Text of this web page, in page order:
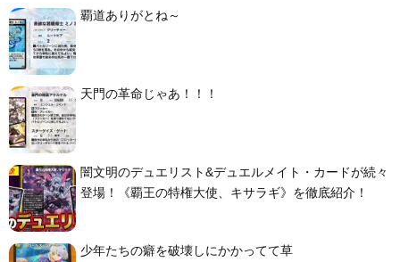
覇道ありがとね～
天門の革命じゃあ！！！
闇文明のデュエリスト&デュエルメイト・カードが続々
登場！《覇王の特権大使、キサラギ》を徹底紹介！
少年たちの癖を破壊しにかかってて草